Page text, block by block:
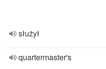
służył
quartermaster's